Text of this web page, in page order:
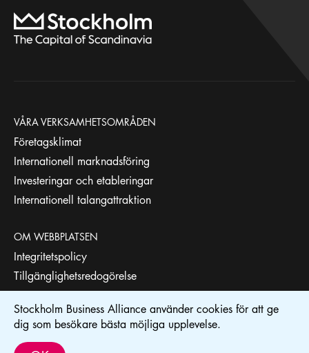
Stockholm Business Alliance använder cookies för att ge
dig som besökare bästa möjliga upplevelse.
VÅRA VERKSAMHETSOMRÅDEN
Företagsklimat
Internationell marknadsföring
Investeringar och etableringar
Internationell talangattraktion
OM WEBBPLATSEN
Integritetspolicy
Tillgänglighetsredogörelse
STOCKHOLM BUSINESS REGION
Stockholm Business Alliance drivs av Stockholm Business Region